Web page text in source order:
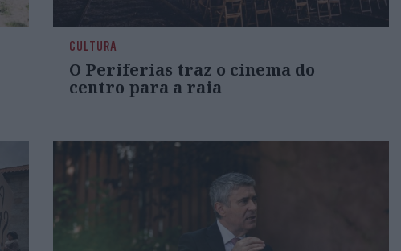
CULTURA
O Periferias traz o cinema do
centro para a raia